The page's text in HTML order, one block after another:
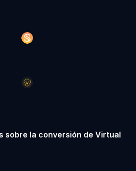
sobre la conversión de Virtual